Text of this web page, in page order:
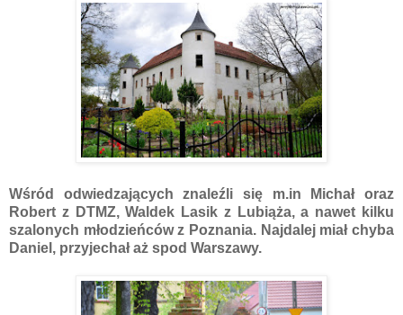
Wśród odwiedzających znaleźli się m.in Michał oraz
Robert z DTMZ, Waldek Lasik z Lubiąża, a nawet kilku
szalonych młodzieńców z Poznania. Najdalej miał chyba
Daniel, przyjechał aż spod Warszawy.